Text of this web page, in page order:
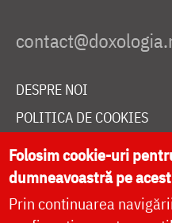
DESPRE NOI
POLITICA DE COOKIES
DONEAZĂ ONLINE
LIVE
Folosim cookie-uri
dumneavoastră pe
Prin continuarea